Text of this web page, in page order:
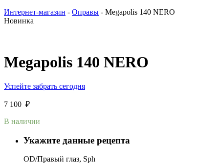
Интернет-магазин - Оправы - Megapolis 140 NERO
Новинка
Megapolis 140 NERO
Успейте забрать сегодня
7 100 ₽
В наличии
Укажите данные рецепта
OD/Правый глаз, Sph